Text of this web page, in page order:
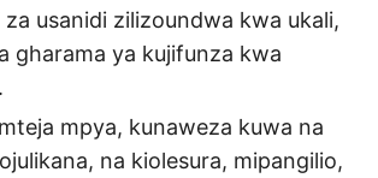
usanidi zilizoundwa kwa ukali,
gharama ya kujifunza kwa
mpya, kunaweza kuwa na
na kiolesura, mipangilio,